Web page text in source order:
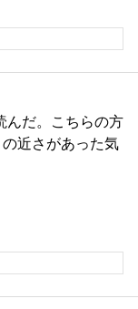
んだ。こちらの方
近さがあった気